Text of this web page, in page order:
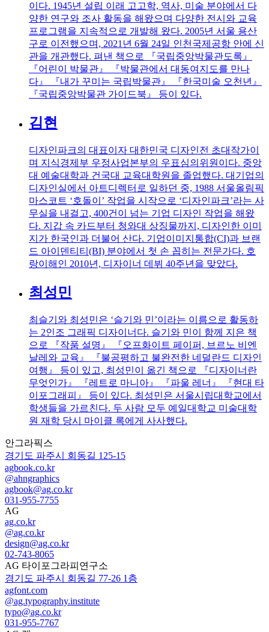
이다. 1945년 설립 이래 고고학, 역사, 미술 분야에서 다
양한 연구와 조사 활동을 해왔으며 다양한 전시와 교육
프로그램을 지속적으로 개발해 왔다. 2005년 서울 용산
구로 이전했으며, 2021년 6월 24일 인천국제공항 안에 신
관을 개관했다. 펴낸 책으로 『국립중앙박물관도록』
『어린이 박물관』 『박물관에서 대동여지도를 만나
다』 『내가 꾸미는 국립박물관』 『한국미술 오천년』
『국립중앙박물관 가이드북』 등이 있다.
김현
디자인파크의 대표이자 대한민국 디자인전 초대작가이
며 지식경제부 우정사업본부의 우표심의위원이다. 중앙
대 예술대학과 건국대 교육대학원을 졸업했다. 대기업의
디자인실에서 아트디렉터로 일하던 중, 1988 서울올림픽
마스코트 ‘호돌이’ 작업을 시작으로 ‘디자인파크’라는 사
무실을 내걸고, 400건이 넘는 기업 디자인 작업을 해왔
다. 지갑 속 카드부터 청와대 상징물까지, 디자인한 이미
지가 한국인과 더불어 산다. 기업이미지통합(CI)과 브랜
드 아이덴티티(BI) 분야에서 첫 손 꼽히는 전문가다. 호
랑이해인 2010년, 디자이너 데뷔 40주년을 맞았다.
최성민
최슬기와 최성민은 ‘슬기와 민’이라는 이름으로 활동하
는 2인조 그래픽 디자이너다. 슬기와 민이 함께 지은 책
으로 『작품 설명』 『오프화이트 페이퍼, 브르노 비엔
날레와 교육』 『불공평하고 불완전한 네덜란드 디자인
여행』 등이 있고, 최성민이 옮긴 책으로 『디자이너란
무엇인가』 『레트로 마니아』 『파울 레너』 『현대 타
이포그래피』 등이 있다. 최성민은 서울시립대학교에서
학생들을 가르친다. 두 사람 모두 예일대학교 미술대학
원 재학 당시 마이클 록에게 사사했다.
안그라픽스
경기도 파주시 회동길 125-15
agbook.co.kr
@ahngraphics
agbook@ag.co.kr
031-955-7755
AG
ag.co.kr
@ag.co.kr
design@ag.co.kr
02-743-8065
AG 타이포그라피연구소
경기도 파주시 회동길 77-26 1층
agfont.com
@ag.typography.institute
typo@ag.co.kr
031-955-7767